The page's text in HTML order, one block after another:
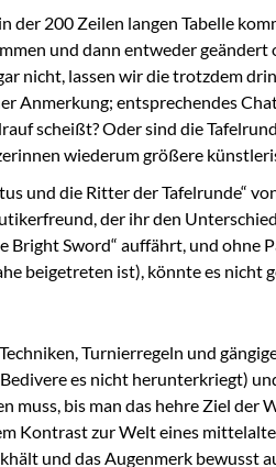
der 200 Zeilen langen Tabelle
und dann entweder
nicht, lassen wir die trotzdem
Anmerkung; entsprechendes
scheißt? Oder sind die
wiederum größere
und die Ritter der Tafelrunde“
der ihr den
Bright Sword“ auffährt, und
beigetreten ist), könnte es nicht
Turnierregeln und
es nicht herunterkriegt)
muss, bis man das hehre Ziel
Kontrast zur Welt eines
und das Augenmerk